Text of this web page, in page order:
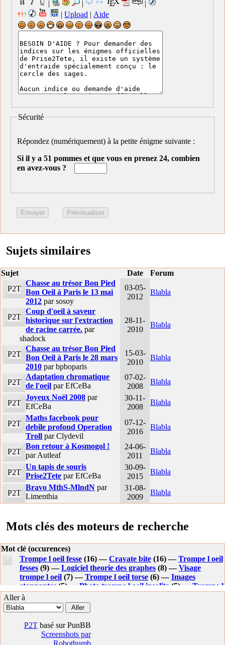
| |
|
| Upload | Aide
Sécurité
Répondez (numériquement) à la petite énigme suivante :
Si il y a 51 pommes et que vous en prenez 24, combien
en avez-vous ?
Sujets similaires
Sujet Date
Forum
P2T
Chasse au trésor Bon Pied
Bon Oeil à Paris le 13 mai
2012 par sosoy
03-05-
2012
Blabla
P2T
Coup d'oeil à saveur
historique sur l'extraction
de racine carrée. par
shadock
28-11-
2010
Blabla
P2T
Chasse au trésor Bon Pied
Bon Oeil à Paris le 28 mars
2010 par bpboparis
15-03-
2010
Blabla
P2T
Adaptation chromatique
de l'oeil par EfCeBa
07-02-
2008
Blabla
P2T
Joyeux Noël 2008 par
EfCeBa
30-11-
2008
Blabla
P2T
Maths facebook pour
debile profond Operation
Troll par Clydevil
07-12-
2016
Blabla
P2T
Bon retour à Kosmogol !
par Autleaf
24-06-
2011
Blabla
P2T
Un tapis de souris
Prise2Tete par EfCeBa
30-09-
2015
Blabla
P2T
Bravo MthS-MlndN par
Limenthia
31-08-
2009
Blabla
Mots clés des moteurs de recherche
Mot clé (occurences)
Trompe l oeil fesse(16) —Cravate bite(16) —Trompe l oeil
fesses(9) —Logiciel theorie des graphes(8) —Visage
trompe l oeil(7) —Trompe l oeil torse(6) —Images
etonnantes(5) — Photo trompe l oeil insolite (5) — Trompe l
oeil sol lego
Acheter cravate torse nu
(5) —Enigme trompe l oeil
Video trompe l oeil fesse
—Visage en trompe l oeil
(3) —Edouard collin nu
Aller à
P2Tbasé sur PunBB
Screenshots par